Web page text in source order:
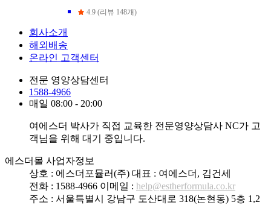
4.9 (리뷰 148개)
회사소개
해외배송
온라인 고객센터
전문 영양상담센터
1588-4966
매일 08:00 - 20:00
여에스더 박사가 직접 교육한 전문영양상담사 NC가 고
객님을 위해 대기 중입니다.
에스더몰 사업자정보
상호 : 에스더포뮬러(주) 대표 : 여에스더, 김건세
전화 : 1588-4966 이메일 : help@estherformula.co.kr
주소 : 서울특별시 강남구 도산대로 318(논현동) 5층 1,2